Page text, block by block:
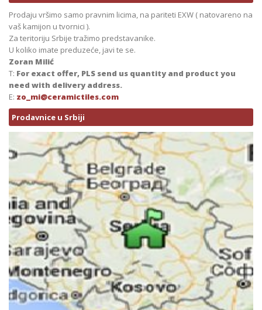
Prodaju vršimo samo pravnim licima, na pariteti EXW ( natovareno na
vaš kamijon u tvornici ).
Za teritoriju Srbije tražimo predstavanike.
U koliko imate preduzeće, javi te se.
Zoran Milić
T: For exact offer, PLS send us quantity and product you
need with delivery address.
E: zo_mi@ceramictiles.com
Prodavnice u Srbiji